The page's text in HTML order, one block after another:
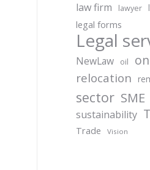
law firm lawyer
legal forms
Legal
NewLaw oil
relocation
sector SME
sustainability
Trade Vision